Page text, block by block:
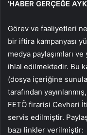
‘HABER GERÇEĞE
Görev ve faaliyetleri
bir iftira kampanyası
medya paylaşımları
ihlal edilmektedir. Bu
(dosya içeriğine
tarafından
FETÖ firarisi Cevheri
servis edilmiştir.
bazı linkler verilmiştir: